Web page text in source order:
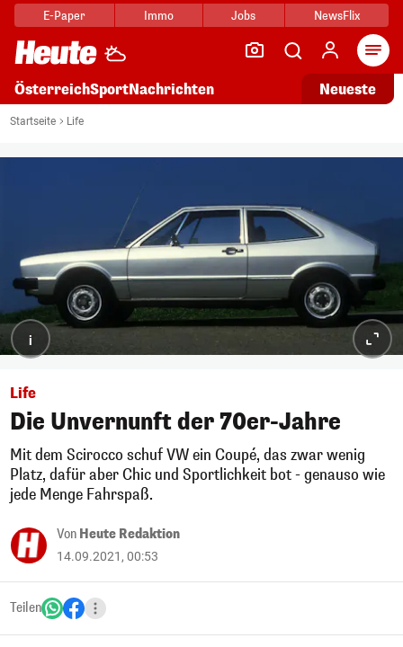
E-Paper Immo Jobs NewsFlix
ÖsterreichSportNachrichten Neueste
Startseite Life
i
Life
Die Unvernunft der 70er-Jahre
Mit dem Scirocco schuf VW ein Coupé, das zwar wenig
Platz, dafür aber Chic und Sportlichkeit bot - genauso wie
jede Menge Fahrspaß.
Von Heute Redaktion
14.09.2021, 00:53
Teilen